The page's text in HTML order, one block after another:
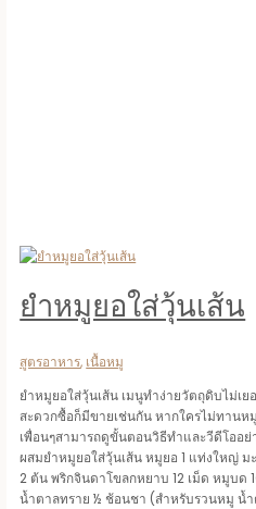
ยำหมูยอใส่วุ้นเส้น
สูตรอาหาร, เนื้อหมู
ยำหมูยอใส่วุ้นเส้น เมนูทำง่ายวัตถุดิบไม่เ
สะดวกซื้อก็มีขายเช่นกัน หากใครไม่ทานห
เพื่อนๆสามารถดูขั้นตอนวิธีทำและวีดีโออย่
ผสมยำหมูยอใส่วุ้นเส้น หมูยอ 1 แท่งใหญ่
2 ต้น พริกจินดาโขลกหยาบ 12 เม็ด หมูบด
น้ำตาลทราย ½ ช้อนชา (สำหรับรวนหมู น้